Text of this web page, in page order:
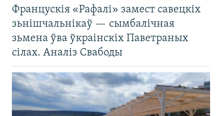
Францускія «Рафалі» замест савецкіх
зьнішчальнікаў — сымбалічная
зьмена ўва ўкраінскіх Паветраных
сілах. Аналіз Свабоды